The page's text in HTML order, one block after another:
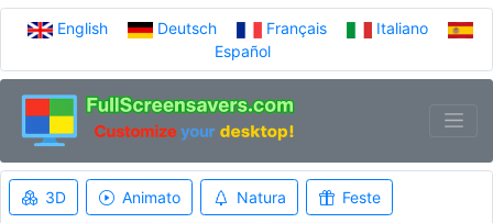
English Deutsch Français
Italiano
Español
3D Animato Natura Feste